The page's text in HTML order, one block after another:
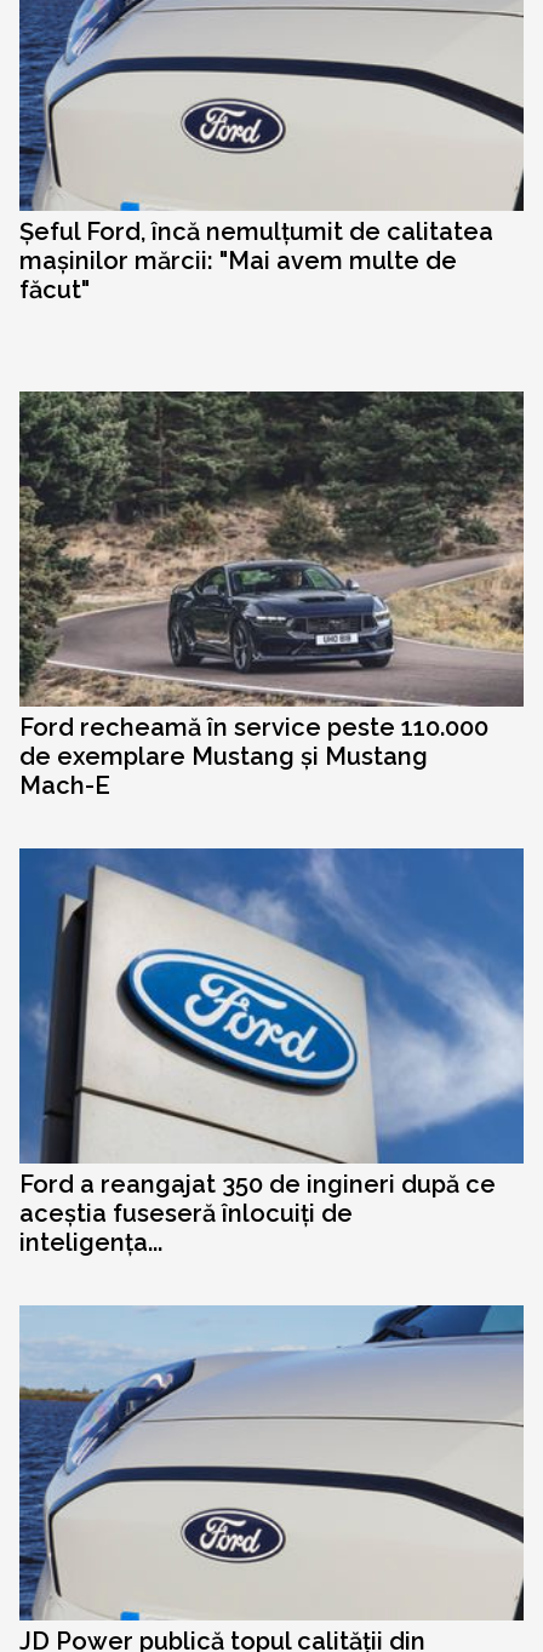
Șeful Ford, încă nemulțumit de calitatea
mașinilor mărcii: "Mai avem multe de
făcut"
Ford recheamă în service peste 110.000
de exemplare Mustang și Mustang
Mach-E
Ford a reangajat 350 de ingineri după ce
aceștia fuseseră înlocuiți de
inteligența...
JD Power publică topul calității din